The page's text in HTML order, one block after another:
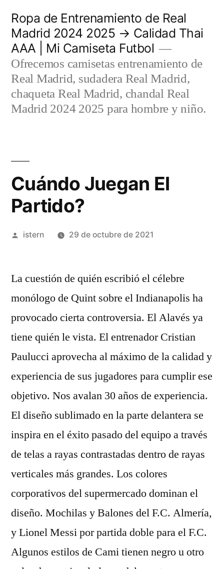
contenido
Ropa de Entrenamiento de Real
Madrid 2024 2025 → Calidad Thai
AAA | Mi Camiseta Futbol
Ofrecemos camisetas entrenamiento de
Real Madrid, sudadera Real Madrid,
chaqueta Real Madrid, chandal Real
Madrid 2024 2025 para hombre y niño.
Cuándo Juegan El
Partido?
Publicado
istern 29 de octubre de 2021
La cuestión de quién escribió el célebre
monólogo de Quint sobre el Indianapolis ha
provocado cierta controversia. El Alavés ya
tiene quién le vista. El entrenador Cristian
Paulucci aprovecha al máximo de la calidad y
experiencia de sus jugadores para cumplir ese
objetivo. Nos avalan 30 años de experiencia.
El diseño sublimado en la parte delantera se
inspira en el éxito pasado del equipo a través
de telas a rayas contrastadas dentro de rayas
verticales más grandes. Los colores
corporativos del supermercado dominan el
diseño. Mochilas y Balones del F.C. Almería,
y Lionel Messi por partida doble para el F.C.
Algunos estilos de Cami tienen negro u otro